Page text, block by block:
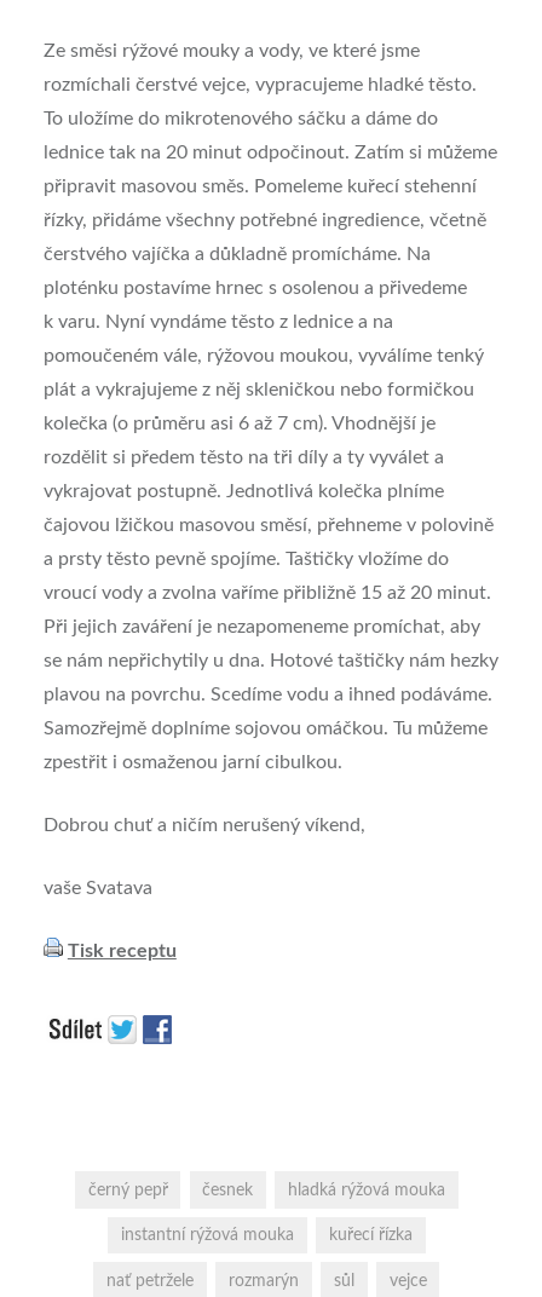
Ze směsi rýžové mouky a vody, ve které jsme
rozmíchali čerstvé vejce, vypracujeme hladké těsto.
To uložíme do mikrotenového sáčku a dáme do
lednice tak na 20 minut odpočinout. Zatím si můžeme
připravit masovou směs. Pomeleme kuřecí stehenní
řízky, přidáme všechny potřebné ingredience, včetně
čerstvého vajíčka a důkladně promícháme. Na
ploténku postavíme hrnec s osolenou a přivedeme
k varu. Nyní vyndáme těsto z lednice a na
pomoučeném vále, rýžovou moukou, vyválíme tenký
plát a vykrajujeme z něj skleničkou nebo formičkou
kolečka (o průměru asi 6 až 7 cm). Vhodnější je
rozdělit si předem těsto na tři díly a ty vyválet a
vykrajovat postupně. Jednotlivá kolečka plníme
čajovou lžičkou masovou směsí, přehneme v polovině
a prsty těsto pevně spojíme. Taštičky vložíme do
vroucí vody a zvolna vaříme přibližně 15 až 20 minut.
Při jejich zaváření je nezapomeneme promíchat, aby
se nám nepřichytily u dna. Hotové taštičky nám hezky
plavou na povrchu. Scedíme vodu a ihned podáváme.
Samozřejmě doplníme sojovou omáčkou. Tu můžeme
zpestřit i osmaženou jarní cibulkou.
Dobrou chuť a ničím nerušený víkend,
vaše Svatava
Tisk receptu
černý pepř česnek hladká rýžová mouka
instantní rýžová mouka kuřecí řízka
nať petržele rozmarýn sůl vejce